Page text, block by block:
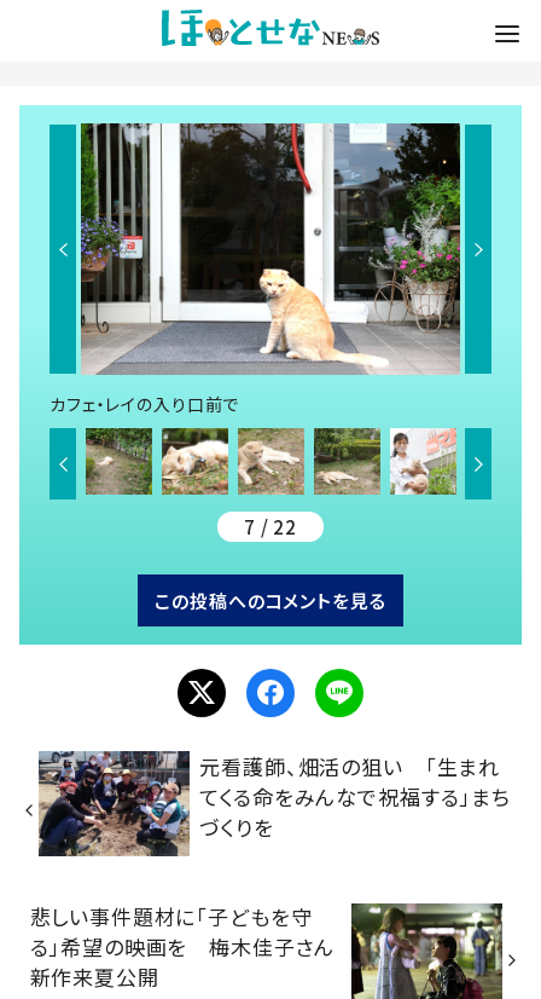
カフェ・レイの入り口前で
7 / 22
この投稿へのコメントを見る
元看護師、畑活の狙い 「生まれ
てくる命をみんなで祝福する」まち
づくりを
悲しい事件題材に「子どもを守
る」希望の映画を 梅木佳子さん
新作来夏公開